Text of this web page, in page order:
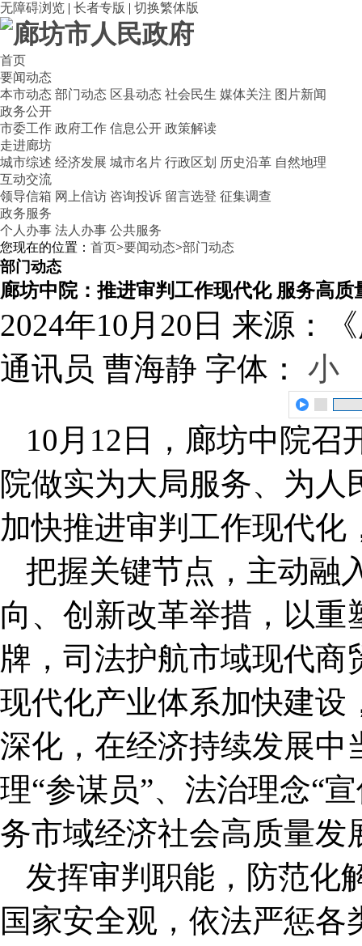
无障碍浏览 | 长者专版 | 切换繁体版
首页
要闻动态
本市动态 部门动态 区县动态 社会民生 媒体关注 图片新闻
政务公开
市委工作 政府工作 信息公开 政策解读
走进廊坊
城市综述 经济发展 城市名片 行政区划 历史沿革 自然地理
互动交流
领导信箱 网上信访 咨询投诉 留言选登 征集调查
政务服务
个人办事 法人办事 公共服务
您现在的位置： 首页>要闻动态>部门动态
部门动态
廊坊中院：推进审判工作现代化 服务高质
2024年10月20日 来源：
通讯员 曹海静 字体： 小
10月12日，廊坊中院召
院做实为大局服务、为
加快推进审判工作现代
把握关键节点，主动融
向、创新改革举措，以重
牌，司法护航市域现代
现代化产业体系加快建设
深化，在经济持续发展中
理“参谋员”、法治理念“
务市域经济社会高质量发
发挥审判职能，防范化
国家安全观，依法严惩